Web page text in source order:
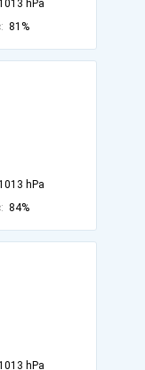
hPa
81%
hPa
84%
hPa